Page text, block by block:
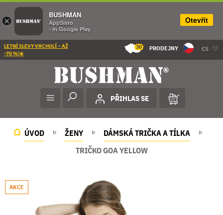
LETNÍ SLEVY VRCHOLÍ – AŽ
-70 %!☀️
30 PRODEJNY CS
PŘIHLAS SE
ÚVOD ŽENY
DÁMSKÁ TRIČKA A TÍLKA
TRIČKO GOA YELLOW
AKCE
×
BUSHMAN
AppSisto
- In Google Play
Otevřít